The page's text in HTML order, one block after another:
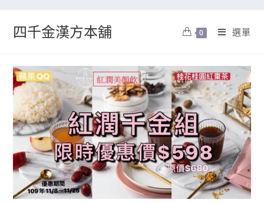
四千金漢方本舖 0 選單